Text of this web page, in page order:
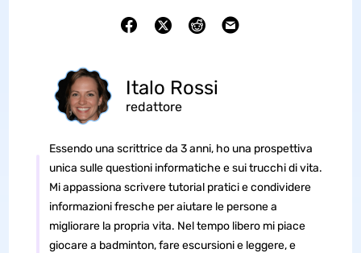
Italo Rossi
redattore
Essendo una scrittrice da 3 anni, ho una prospettiva
unica sulle questioni informatiche e sui trucchi di vita.
Mi appassiona scrivere tutorial pratici e condividere
informazioni fresche per aiutare le persone a
migliorare la propria vita. Nel tempo libero mi piace
giocare a badminton, fare escursioni e leggere, e